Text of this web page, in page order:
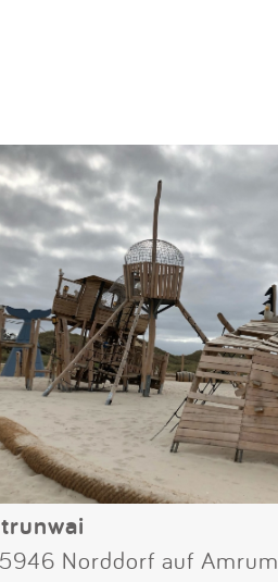
Norddorf auf Amrum